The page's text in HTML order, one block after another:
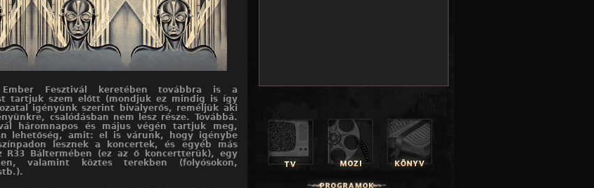
Fesztivál keretében továbbra is a
tartjuk szem előtt (mondjuk ez mindig is így
igényünk szerint bivalyerős, reméljük aki
csalódásban nem lesz része. Továbbá.
háromnapos és május végén tartjuk meg,
lehetőség, amit: el is várunk, hogy igénybe
lesznek a koncertek, és egyéb más
R33 Báltermében (ez az ő koncertterük), egy
valamint köztes terekben (folyósokon,